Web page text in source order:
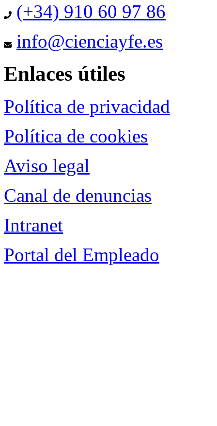
(+34) 910 60 97 86
info@cienciayfe.es
Enlaces útiles
Política de privacidad
Política de cookies
Aviso legal
Canal de denuncias
Intranet
Portal del Empleado